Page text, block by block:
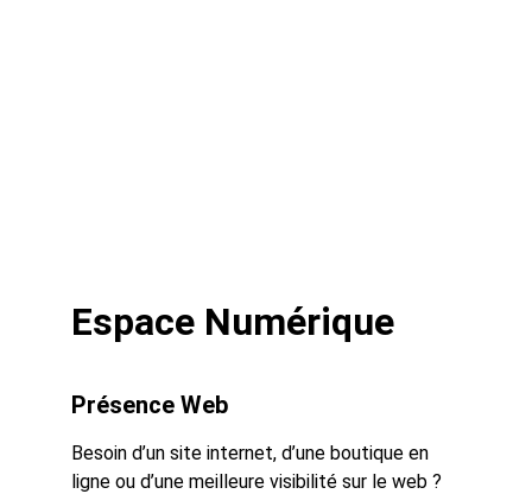
Espace Numérique
Besoin d’un site internet, d’une boutique en
ligne ou d’une meilleure visibilité sur le web ?
Présence Web